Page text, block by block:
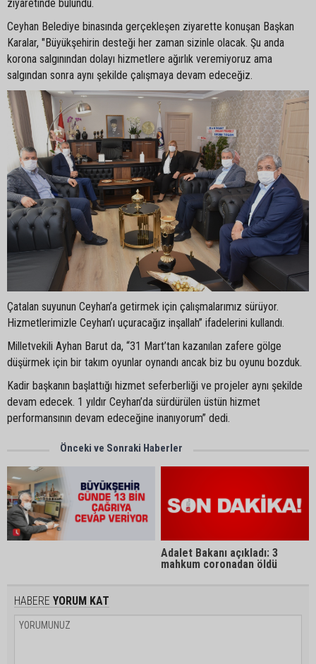
ziyaretinde bulundu.
Ceyhan Belediye binasında gerçekleşen ziyarette konuşan Başkan
Karalar, "Büyükşehirin desteği her zaman sizinle olacak. Şu anda
korona salgınından dolayı hizmetlere ağırlık veremiyoruz ama
salgından sonra aynı şekilde çalışmaya devam edeceğiz.
Çatalan suyunun Ceyhan’a getirmek için çalışmalarımız sürüyor.
Hizmetlerimizle Ceyhan’ı uçuracağız inşallah” ifadelerini kullandı.
Milletvekili Ayhan Barut da, “31 Mart’tan kazanılan zafere gölge
düşürmek için bir takım oyunlar oynandı ancak biz bu oyunu bozduk.
Kadir başkanın başlattığı hizmet seferberliği ve projeler aynı şekilde
devam edecek. 1 yıldır Ceyhan’da sürdürülen üstün hizmet
performansının devam edeceğine inanıyorum” dedi.
Önceki ve Sonraki Haberler
Adalet Bakanı açıkladı: 3
mahkum coronadan öldü
HABERE YORUM KAT